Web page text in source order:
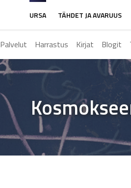
URSA TÄHDET JA AVARUUS
Palvelut Harrastus Kirjat Blogit